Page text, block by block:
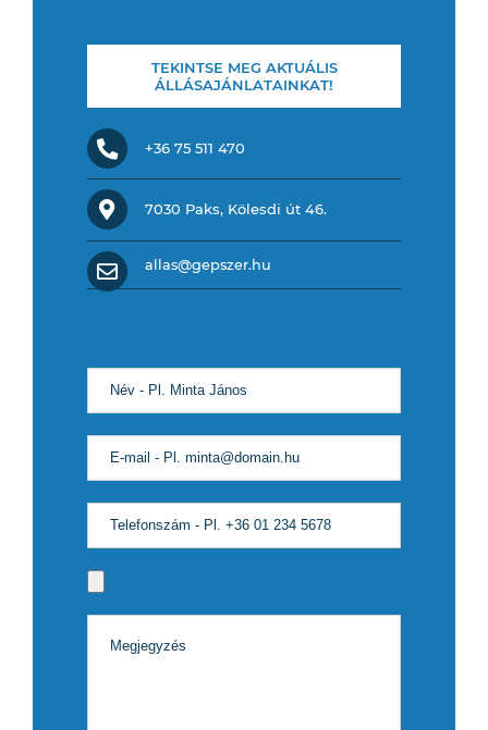
TEKINTSE MEG AKTUÁLIS
ÁLLÁSAJÁNLATAINKAT!
+36 75 511 470
7030 Paks, Kölesdi út 46.
allas@gepszer.hu